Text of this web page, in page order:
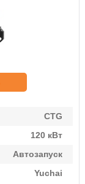
CTG
120 кВт
Автозапуск
Yuchai